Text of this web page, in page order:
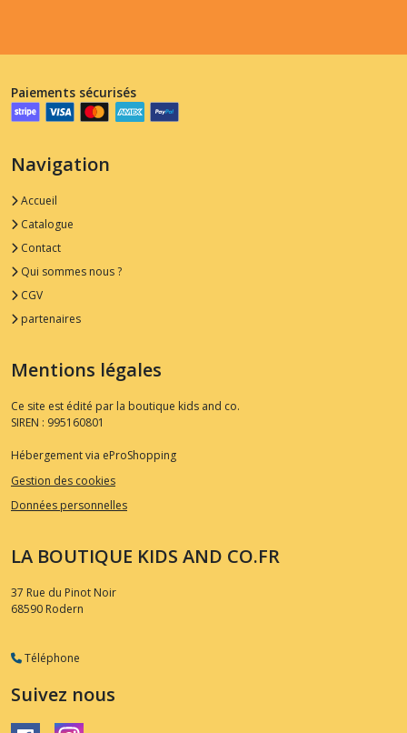
Paiements sécurisés
Navigation
Accueil
Catalogue
Contact
Qui sommes nous ?
CGV
partenaires
Mentions légales
Ce site est édité par la boutique kids and co.
SIREN : 995160801
Hébergement via eProShopping
Gestion des cookies
Données personnelles
LA BOUTIQUE KIDS AND CO.FR
37 Rue du Pinot Noir
68590 Rodern
Téléphone
Suivez nous